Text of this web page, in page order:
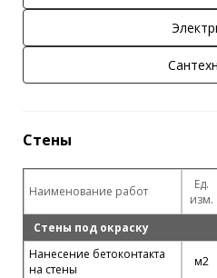
Стены
Наименование работ
Ед.
изм.
Стены под окраску
Нанесение бетоконтакта
на стены
м2